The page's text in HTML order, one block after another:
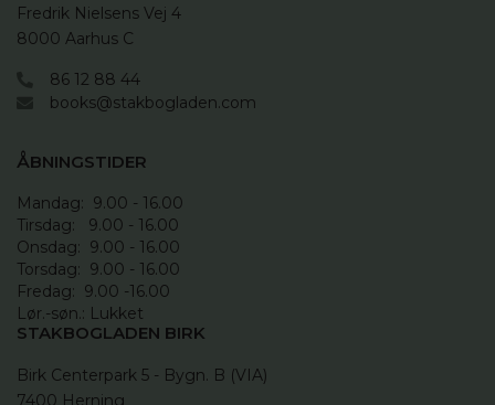
Fredrik Nielsens Vej 4
8000 Aarhus C
86 12 88 44
books@stakbogladen.com
ÅBNINGSTIDER
Mandag:  9.00 - 16.00
Tirsdag:   9.00 - 16.00
Onsdag:  9.00 - 16.00
Torsdag:  9.00 - 16.00
Fredag:  9.00 -16.00
Lør.-søn.: Lukket
STAKBOGLADEN BIRK
Birk Centerpark 5 - Bygn. B (VIA)
7400 Herning